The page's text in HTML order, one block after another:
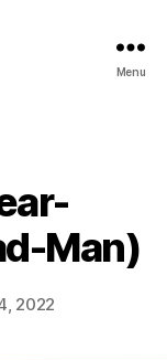
Menu
Man)
2022